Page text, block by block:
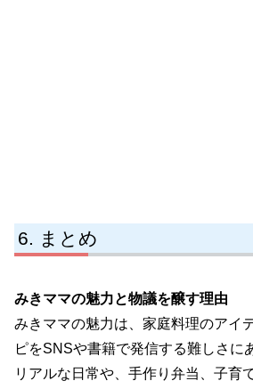
まとめ
みきママの魅力と物議を醸す理由
みきママの魅力は、家庭料理のアイ
ピをSNSや書籍で発信する難しさに
リアルな日常や、手作り弁当、子育